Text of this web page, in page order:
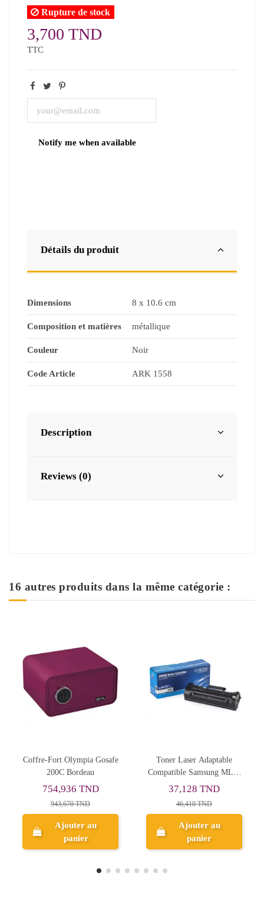
Rupture de stock
3,700 TND
TTC
Détails du produit
Dimensions 8 x 10.6 cm
Composition et matières métallique
Couleur Noir
Code Article ARK 1558
Description
Reviews (0)
16 autres produits dans la même catégorie :
Gosafe
Toner Laser Adaptable
Compatible Samsung MLT-
D111S
37,128 TND
46,410 TND
Ajouter au
Porte-stylo Métallique
Tiroir
36,854 TND